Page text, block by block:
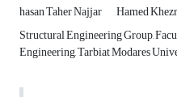
hasan Taher Najjar
Hamed
Structural Engineering Group,
Engineering, Tarbiat Modares